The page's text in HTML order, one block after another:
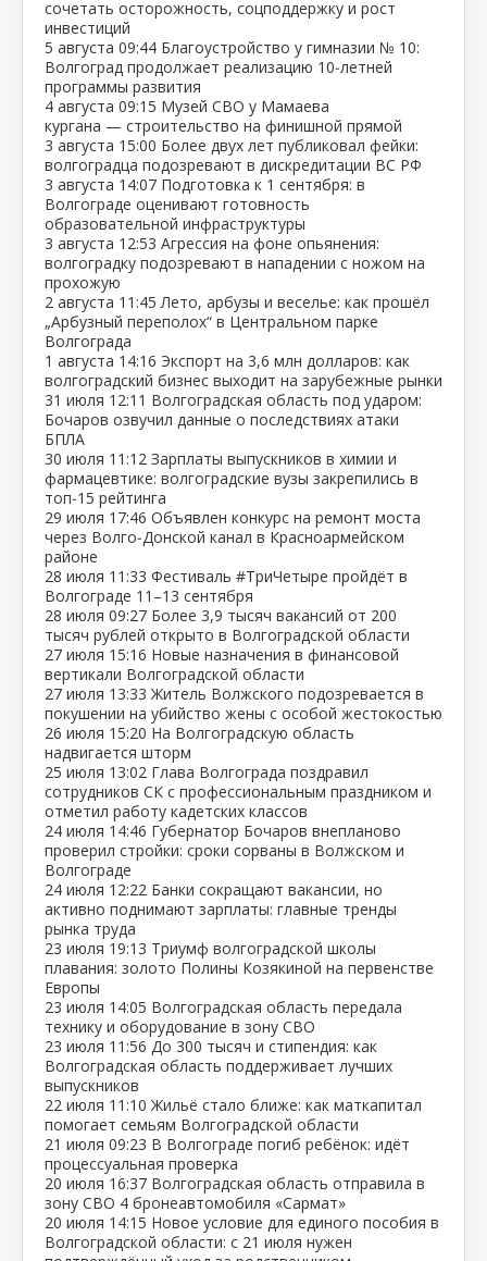
сочетать осторожность, соцподдержку и рост
инвестиций
5 августа 09:44 Благоустройство у гимназии № 10:
Волгоград продолжает реализацию 10‑летней
программы развития
4 августа 09:15 Музей СВО у Мамаева
кургана — строительство на финишной прямой
3 августа 15:00 Более двух лет публиковал фейки:
волгоградца подозревают в дискредитации ВС РФ
3 августа 14:07 Подготовка к 1 сентября: в
Волгограде оценивают готовность
образовательной инфраструктуры
3 августа 12:53 Агрессия на фоне опьянения:
волгоградку подозревают в нападении с ножом на
прохожую
2 августа 11:45 Лето, арбузы и веселье: как прошёл
„Арбузный переполох“ в Центральном парке
Волгограда
1 августа 14:16 Экспорт на 3,6 млн долларов: как
волгоградский бизнес выходит на зарубежные рынки
31 июля 12:11 Волгоградская область под ударом:
Бочаров озвучил данные о последствиях атаки
БПЛА
30 июля 11:12 Зарплаты выпускников в химии и
фармацевтике: волгоградские вузы закрепились в
топ‑15 рейтинга
29 июля 17:46 Объявлен конкурс на ремонт моста
через Волго‑Донской канал в Красноармейском
районе
28 июля 11:33 Фестиваль #ТриЧетыре пройдёт в
Волгограде 11–13 сентября
28 июля 09:27 Более 3,9 тысяч вакансий от 200
тысяч рублей открыто в Волгоградской области
27 июля 15:16 Новые назначения в финансовой
вертикали Волгоградской области
27 июля 13:33 Житель Волжского подозревается в
покушении на убийство жены с особой жестокостью
26 июля 15:20 На Волгоградскую область
надвигается шторм
25 июля 13:02 Глава Волгограда поздравил
сотрудников СК с профессиональным праздником и
отметил работу кадетских классов
24 июля 14:46 Губернатор Бочаров внепланово
проверил стройки: сроки сорваны в Волжском и
Волгограде
24 июля 12:22 Банки сокращают вакансии, но
активно поднимают зарплаты: главные тренды
рынка труда
23 июля 19:13 Триумф волгоградской школы
плавания: золото Полины Козякиной на первенстве
Европы
23 июля 14:05 Волгоградская область передала
технику и оборудование в зону СВО
23 июля 11:56 До 300 тысяч и стипендия: как
Волгоградская область поддерживает лучших
выпускников
22 июля 11:10 Жильё стало ближе: как маткапитал
помогает семьям Волгоградской области
21 июля 09:23 В Волгограде погиб ребёнок: идёт
процессуальная проверка
20 июля 16:37 Волгоградская область отправила в
зону СВО 4 бронеавтомобиля «Сармат»
20 июля 14:15 Новое условие для единого пособия в
Волгоградской области: с 21 июля нужен